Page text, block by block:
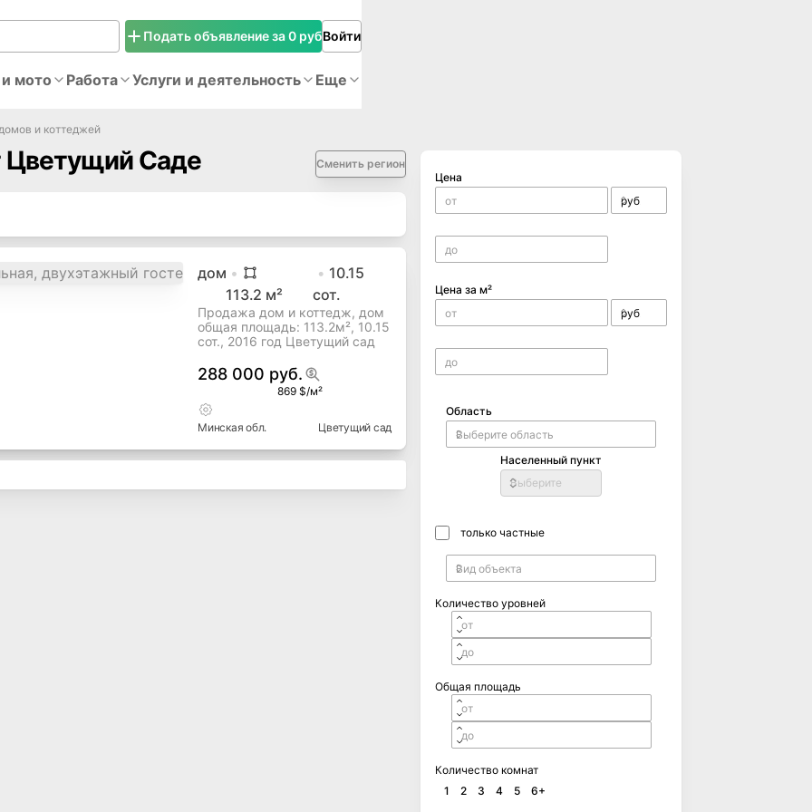
Подать объявление за 0 рубВойти
мото Работа Услуги и деятельность Еще
и коттеджей
Цветущий Саде Сменить регион
дом
113.2 м²
10.15
сот.
Продажа дом и коттедж, дом
общая площадь: 113.2м², 10.15
сот., 2016 год Цветущий сад
288 000 руб.
869 $/м²
Минская обл. Цветущий сад
Цена
Цена за м²
Область
Населенный пункт
Выберите
только частные
Количество уровней
Общая площадь
Количество комнат
1
2 3 4 5 6+